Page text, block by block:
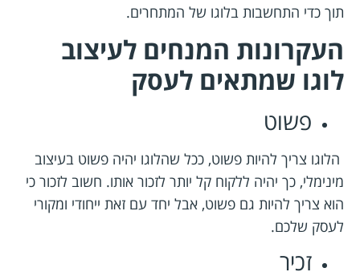
תוך כדי התחשבות בלוגו של המתחרים.
העקרונות המנחים לעיצוב
לוגו שמתאים לעסק
פשוט
הלוגו צריך להיות פשוט, ככל שהלוגו יהיה פשוט בעיצוב
מינימלי, כך יהיה ללקוח קל יותר לזכור אותו. חשוב לזכור כי
הוא צריך להיות גם פשוט, אבל יחד עם זאת ייחודי ומקורי
לעסק שלכם.
זכיר